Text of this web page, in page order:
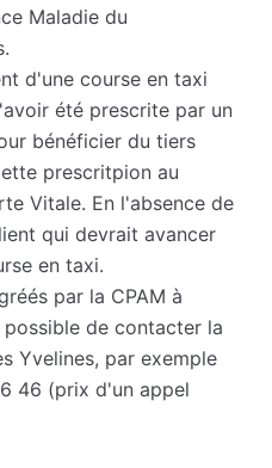
Maladie du
d'une course en taxi
été prescrite par un
bénéficier du tiers
prescritpion au
Vitale. En l'absence de
qui devrait avancer
en taxi.
par la CPAM à
de contacter la
Yvelines, par exemple
46 (prix d'un appel